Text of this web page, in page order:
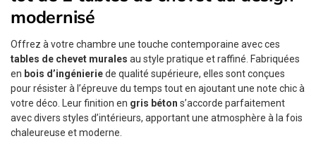
modernisé
Offrez à votre chambre une touche contemporaine avec ces
tables de chevet murales au style pratique et raffiné. Fabriquées
en bois d’ingénieriede qualité supérieure, elles sont conçues
pour résister à l’épreuve du temps tout en ajoutant une note chic à
votre déco. Leur finition en gris béton s’accorde parfaitement
avec divers styles d’intérieurs, apportant une atmosphère à la fois
chaleureuse et moderne.